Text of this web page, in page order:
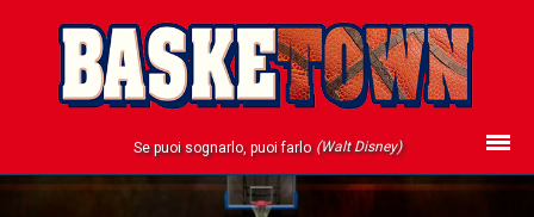
Se puoi sognarlo, puoi farlo (Walt Disney)